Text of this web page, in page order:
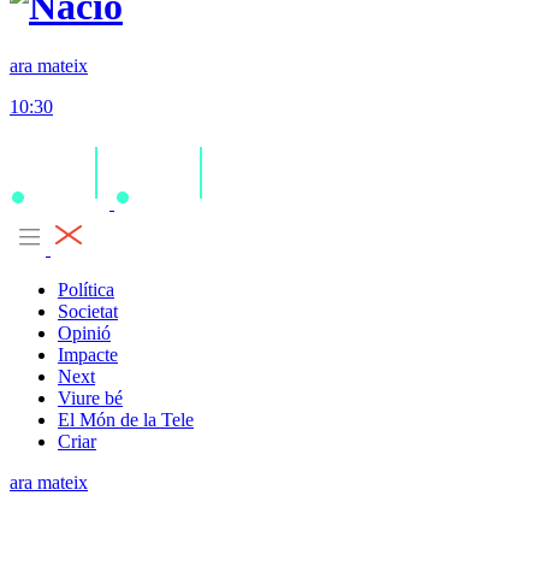
ara mateix
10:30
Política
Societat
Opinió
Impacte
Next
Viure bé
El Món de la Tele
Criar
ara mateix